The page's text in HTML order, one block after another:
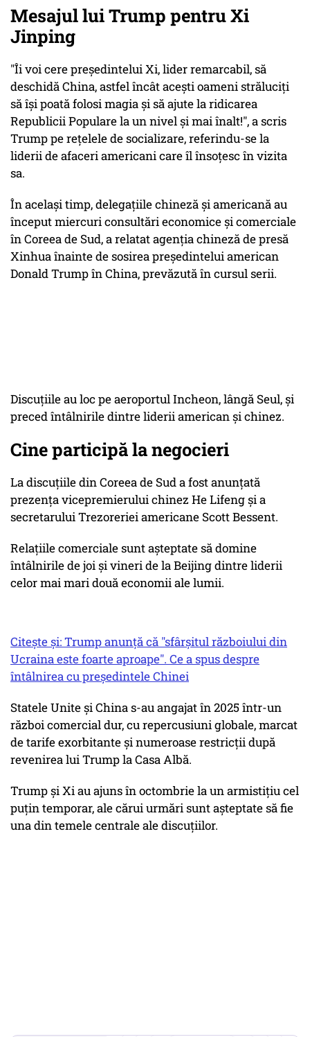
Mesajul lui Trump pentru Xi
Jinping
"Îi voi cere preşedintelui Xi, lider remarcabil, să
deschidă China, astfel încât aceşti oameni străluciţi
să îşi poată folosi magia şi să ajute la ridicarea
Republicii Populare la un nivel şi mai înalt!", a scris
Trump pe reţelele de socializare, referindu-se la
liderii de afaceri americani care îl însoţesc în vizita
sa.
În acelaşi timp, delegaţiile chineză şi americană au
început miercuri consultări economice şi comerciale
în Coreea de Sud, a relatat agenţia chineză de presă
Xinhua înainte de sosirea preşedintelui american
Donald Trump în China, prevăzută în cursul serii.
Discuţiile au loc pe aeroportul Incheon, lângă Seul, şi
preced întâlnirile dintre liderii american şi chinez.
Cine participă la negocieri
La discuţiile din Coreea de Sud a fost anunţată
prezenţa vicepremierului chinez He Lifeng şi a
secretarului Trezoreriei americane Scott Bessent.
Relaţiile comerciale sunt aşteptate să domine
întâlnirile de joi şi vineri de la Beijing dintre liderii
celor mai mari două economii ale lumii.
Citește și: Trump anunță că "sfârșitul războiului din
Ucraina este foarte aproape". Ce a spus despre
întâlnirea cu președintele Chinei
Statele Unite şi China s-au angajat în 2025 într-un
război comercial dur, cu repercusiuni globale, marcat
de tarife exorbitante şi numeroase restricţii după
revenirea lui Trump la Casa Albă.
Trump şi Xi au ajuns în octombrie la un armistiţiu cel
puţin temporar, ale cărui urmări sunt aşteptate să fie
una din temele centrale ale discuţiilor.